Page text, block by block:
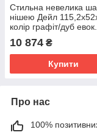
Стильна невелика
нішею Дейл
колір графіт/дуб евок.
Розпашна шафа для
в спальню
10 874 ₴
Купити
Про нас
100%